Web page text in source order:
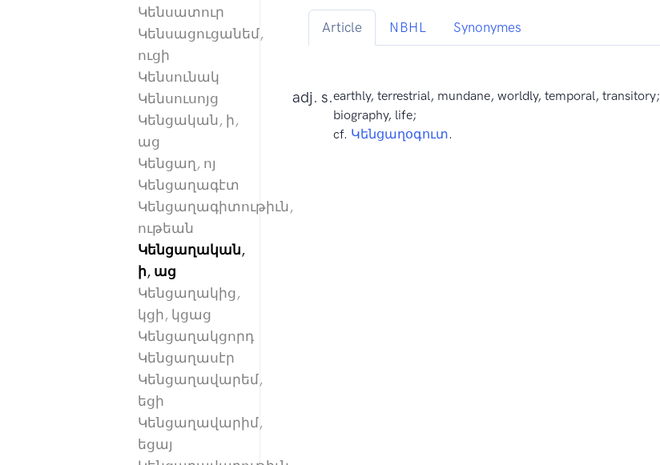
Կենսատուր
Կենսացուցանեմ,
ուցի
Կենսունակ
Կենսուսոյց
Կենցական, ի,
աց
Կենցաղ, ոյ
Կենցաղագէտ
Կենցաղագիտութիւն,
ութեան
Կենցաղական,
ի, աց
Կենցաղակից,
կցի, կցաց
Կենցաղակցորդ
Կենցաղասէր
Կենցաղավարեմ,
եցի
Կենցաղավարիմ,
եցայ
Article NBHL Synonymes
adj. s.earthly, terrestrial, mundane, worldly, temporal, transitory;
biography, life;
cf. Կենցաղօգուտ.